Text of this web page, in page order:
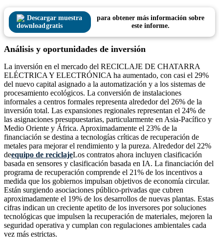
Descargar muestra
gratis
para obtener más información sobre
este informe.
Análisis y oportunidades de inversión
La inversión en el mercado del RECICLAJE DE CHATARRA
ELÉCTRICA Y ELECTRÓNICA ha aumentado, con casi el 29%
del nuevo capital asignado a la automatización y a los sistemas de
procesamiento ecológicos. La conversión de instalaciones
informales a centros formales representa alrededor del 26% de la
inversión total. Las expansiones regionales representan el 24% de
las asignaciones presupuestarias, particularmente en Asia-Pacífico y
Medio Oriente y África. Aproximadamente el 23% de la
financiación se destina a tecnologías críticas de recuperación de
metales para mejorar el rendimiento y la pureza. Alrededor del 22%
deequipo de reciclajeLos contratos ahora incluyen clasificación
basada en sensores y clasificación basada en IA. La financiación del
programa de recuperación comprende el 21% de los incentivos a
medida que los gobiernos impulsan objetivos de economía circular.
Están surgiendo asociaciones público-privadas que cubren
aproximadamente el 19% de los desarrollos de nuevas plantas. Estas
cifras indican un creciente apetito de los inversores por soluciones
tecnológicas que impulsen la recuperación de materiales, mejoren la
seguridad operativa y cumplan con regulaciones ambientales cada
vez más estrictas.